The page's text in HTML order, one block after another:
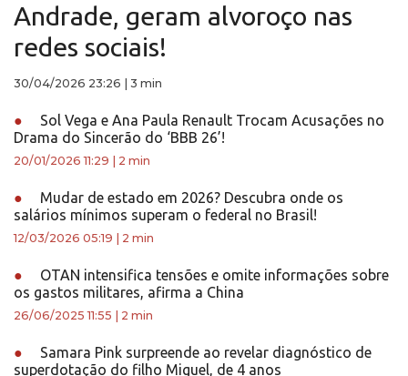
Andrade, geram alvoroço nas
redes sociais!
30/04/2026 23:26 3 min
●
Sol Vega e Ana Paula Renault Trocam Acusações no
Drama do Sincerão do ‘BBB 26’!
20/01/2026 11:29 2 min
●
Mudar de estado em 2026? Descubra onde os
salários mínimos superam o federal no Brasil!
12/03/2026 05:19 2 min
●
OTAN intensifica tensões e omite informações sobre
os gastos militares, afirma a China
26/06/2025 11:55 2 min
●
Samara Pink surpreende ao revelar diagnóstico de
superdotação do filho Miguel, de 4 anos